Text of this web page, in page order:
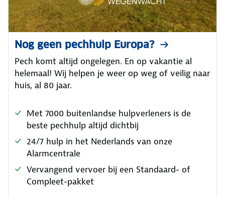
Nog geen pechhulp Europa?
Pech komt altijd ongelegen. En op vakantie al
helemaal! Wij helpen je weer op weg of veilig naar
huis, al 80 jaar.
Met 7000 buitenlandse hulpverleners is de
beste pechhulp altijd dichtbij
24/7 hulp in het Nederlands van onze
Alarmcentrale
Vervangend vervoer bij een Standaard- of
Compleet-pakket